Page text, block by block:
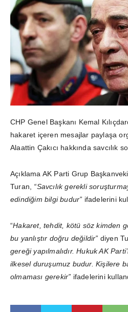
CHP Genel Başkanı Kemal
hakaret içeren mesajlar paylaşa
Alaattin Çakıcı hakkında savcılık
Açıklama AK Parti Grup
Turan, “Savcılık gerekli
edindiğim bilgi budur” ifadelerini
“Hakaret, tehdit, kötü söz kimden
bu yanlıştır doğru değildir” diyen
gereği yapılmalıdır. Hukuk AK
ilkesel duruşumuz budur. Kişilere
olmaması gerekir” ifadelerini